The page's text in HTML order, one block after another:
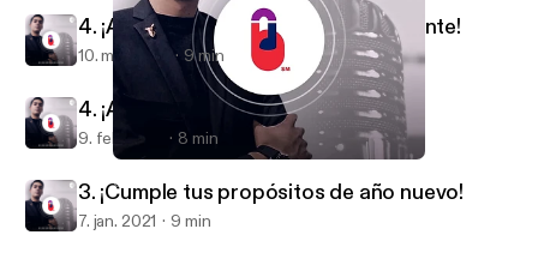
CAPACITACIÓN DE BOLSILLO
4. ¡Ahorro: Gasta de manera Inteligente!
10. mar. 2021 9 min
4. ¡Ahorro: Técnica 50-20-30!
9. feb. 2021 8 min
3. ¡Cumple tus propósitos de año nuevo!
7. jan. 2021 9 min